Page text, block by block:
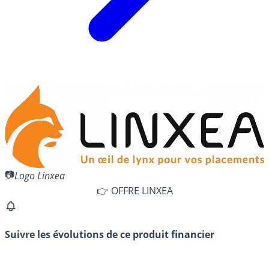
Logo Linxea
👉 OFFRE LINXEA
Suivre les évolutions de ce produit financier